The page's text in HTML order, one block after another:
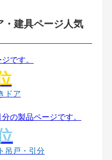
・建具ページ人気
ドア
吊戸・引分